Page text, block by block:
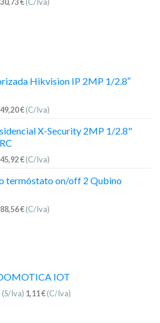
30,73€(C/Iva)
Hikvision IP 2MP 1/2.8″
49,20€(C/Iva)
X-Security 2MP 1/2.8"
45,92€(C/Iva)
termóstato on/off 2 Qubino
88,56€(C/Iva)
IOT
(S/Iva) 1,11€(C/Iva)